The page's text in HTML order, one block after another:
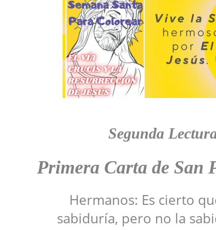
Segunda
Primera Carta de San
Hermanos: Es cierto
sabiduría, pero no la